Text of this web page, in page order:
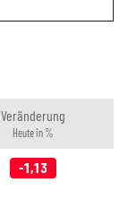
Veränderung
Heute in %
-1,13